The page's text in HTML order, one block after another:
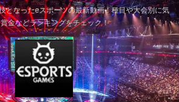
となったeスポーツの最新動画！種目や大会別に気
金などランキングをチェック！